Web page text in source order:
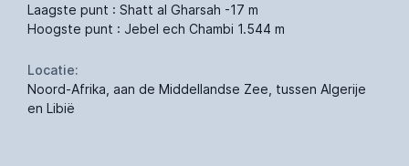
Laagste punt : Shatt al Gharsah -17 m
Hoogste punt : Jebel ech Chambi 1.544 m
Locatie:
Noord-Afrika, aan de Middellandse Zee, tussen Algerije
en Libië